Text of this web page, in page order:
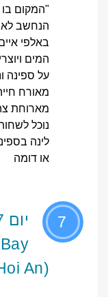
"המקום בו
הנחשב
באלפי
המים
על ספינה
מאורח
מארוחת
נוכל
או דומה
7
(Hoi An)